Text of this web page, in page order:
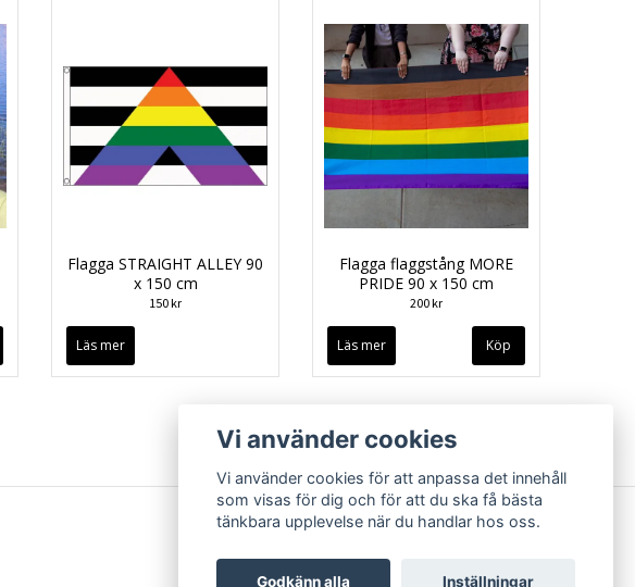
Flagga STRAIGHT ALLEY 90
x 150 cm
150 kr
Läs mer
Flagga flaggstång MORE
PRIDE 90 x 150 cm
200 kr
Läs mer
Vi använder cookies
Vi använder cookies för att anpassa det innehåll
som visas för dig och för att du ska få bästa
tänkbara upplevelse när du handlar hos oss.
Godkänn alla Inställningar